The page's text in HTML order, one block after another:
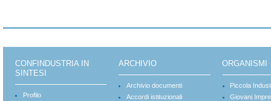
CONFINDUSTRIA IN
SINTESI
Profilo
ARCHIVIO
Archivio documenti
Accordi istituzionali
ORGANISMI
Piccola
Giovani